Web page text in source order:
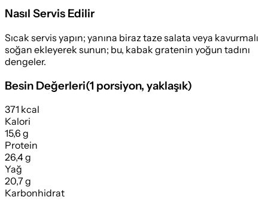
Nasıl Servis Edilir
Sıcak servis yapın; yanına biraz taze salata veya kavurmalı
soğan ekleyerek sunun; bu, kabak gratenin yoğun tadını
dengeler.
Besin Değerleri(1 porsiyon, yaklaşık)
371 kcal
Kalori
15,6 g
Protein
26,4 g
Yağ
20,7 g
Karbonhidrat